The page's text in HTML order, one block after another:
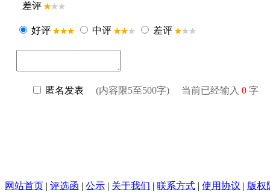
网站首页 | 评选函 | 公示 | 关于我们 | 联系方式 | 使用协议 | 版权